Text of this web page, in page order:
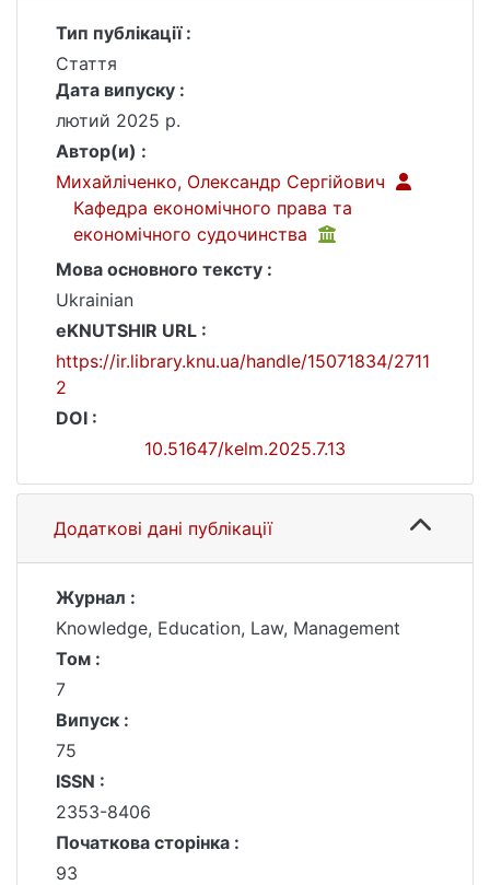
Тип публікації :
Стаття
Дата випуску :
лютий 2025 р.
Автор(и) :
Михайліченко, Олександр Сергійович
Кафедра економічного права та
економічного судочинства
Мова основного тексту :
Ukrainian
eKNUTSHIR URL :
https://ir.library.knu.ua/handle/15071834/2711
2
DOI :
10.51647/kelm.2025.7.13
Додаткові дані публікації
Журнал :
Knowledge, Education, Law, Management
Том :
7
Випуск :
75
ISSN :
2353-8406
Початкова сторінка :
93